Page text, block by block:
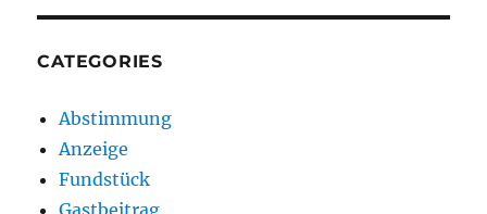
CATEGORIES
Abstimmung
Anzeige
Fundstück